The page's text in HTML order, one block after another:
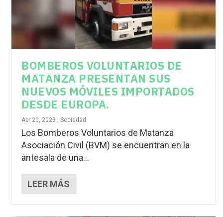
BOMBEROS VOLUNTARIOS DE
MATANZA PRESENTAN SUS
NUEVOS MÓVILES IMPORTADOS
DESDE EUROPA.
Abr 20, 2023 |Sociedad
Los Bomberos Voluntarios de Matanza
Asociación Civil (BVM) se encuentran en la
antesala de una...
LEER MÁS